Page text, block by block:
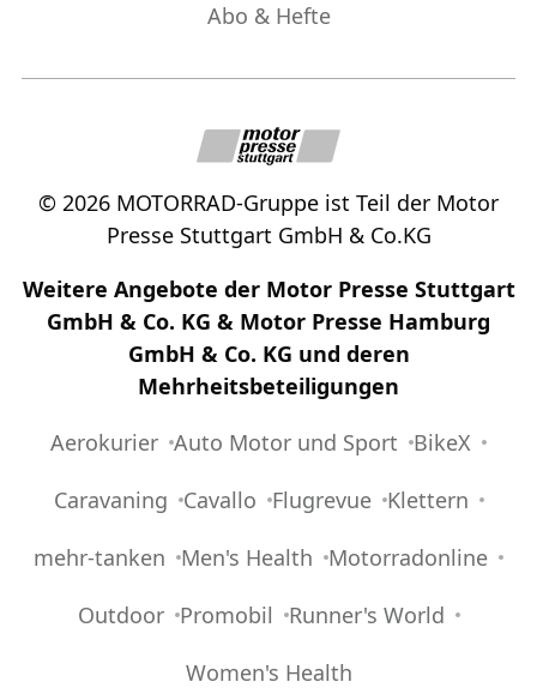
Abo & Hefte
© 2026 MOTORRAD-Gruppe ist Teil der Motor
Presse Stuttgart GmbH & Co.KG
Weitere Angebote der Motor Presse Stuttgart
GmbH & Co. KG & Motor Presse Hamburg
GmbH & Co. KG und deren
Mehrheitsbeteiligungen
Aerokurier Auto Motor und Sport
BikeX
Caravaning Cavallo Flugrevue Klettern
mehr-tanken
Men's Health
Motorradonline
Outdoor Promobil
Runner's World
Women's Health